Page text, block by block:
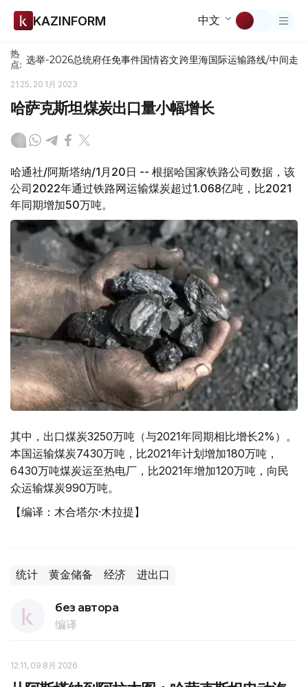
KAZINFORM 中文
热
点: 选举-2026总统府任免事件国情咨文跨里海国际运输路线/中间走廊
21:25, 20 1月 2023
哈萨克斯坦煤炭出口量小幅增长
哈通社/阿斯塔纳/1月20日 -- 根据哈国家铁路公司数据，该
公司2022年通过铁路网运输煤炭超过1.068亿吨，比2021
年同期增加50万吨。
其中，出口煤炭3250万吨（与2021年同期相比增长2%）。
本国运输煤炭7430万吨，比2021年计划增加180万吨，
6430万吨煤炭运至热电厂，比2021年增加120万吨，向民
众运输煤炭990万吨。
【编译：木合塔尔·木拉提】
统计 黄金储备 经济 进出口
без автора
编译
12:11, 09 8月 2026